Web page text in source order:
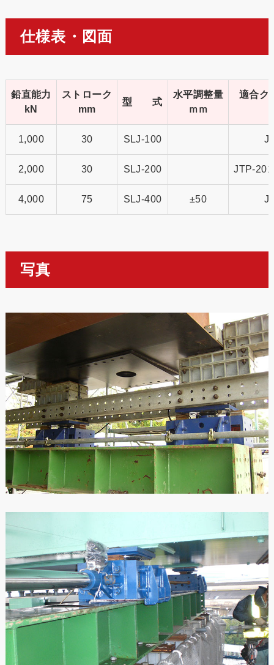
仕様表・図面
鉛直能力
kN
ストローク
mm
型 式
水平調整量
ｍｍ
適合ク
1,000 30 SLJ-100
2,000 30 SLJ-200 JTP-
4,000 75 SLJ-400 ±50
写真